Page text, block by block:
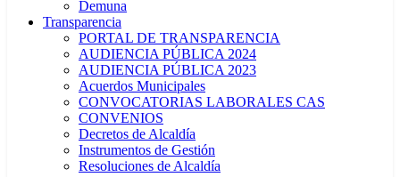
Demuna
Transparencia
PORTAL DE TRANSPARENCIA
AUDIENCIA PÚBLICA 2024
AUDIENCIA PÚBLICA 2023
Acuerdos Municipales
CONVOCATORIAS LABORALES CAS
CONVENIOS
Decretos de Alcaldía
Instrumentos de Gestión
Resoluciones de Alcaldía